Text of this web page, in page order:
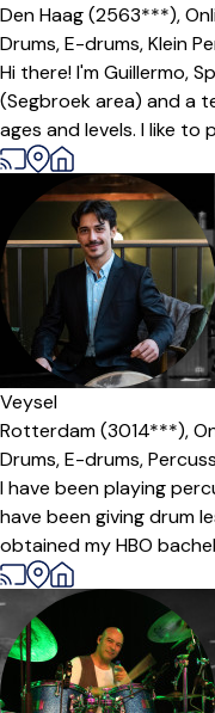
Den Haag (2563***),
Drums,E-drums,Klein
Hi there! I'm Guillermo,
(Segbroek area) and a
ages and levels. I like to
Veysel
Rotterdam (3014***),
Drums,E-drums,
I have been playing
have been giving drum
obtained my HBO